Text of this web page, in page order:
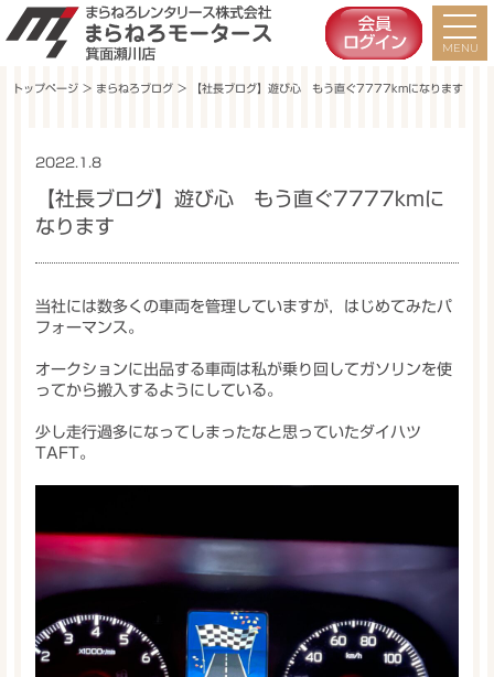
トップページ ＞ まらねろブログ ＞ 【社長ブログ】遊び心 もう直ぐ7777kmになります
2022.1.8
【社長ブログ】遊び心 もう直ぐ7777kmに
なります
当社には数多くの車両を管理していますが，はじめてみたパ
フォーマンス。
オークションに出品する車両は私が乗り回してガソリンを使
ってから搬入するようにしている。
少し走行過多になってしまったなと思っていたダイハツ
TAFT。